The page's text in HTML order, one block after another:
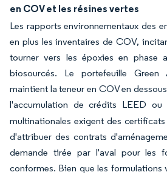
en COV et les résines vertes
Les rapports environnementaux des
en plus les inventaires de COV,
tourner vers les époxies en phase
biosourcés. Le portefeuille Green
maintient la teneur en COV en
l'accumulation de crédits LEED ou
multinationales exigent des
d'attribuer des contrats
demande tirée par l'aval pour les
conformes. Bien que les formulations